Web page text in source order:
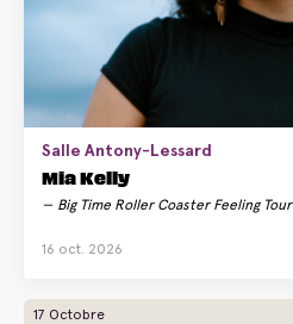
Salle Antony-Lessard
Mia Kelly
Big Time Roller Coaster Feeling Tour
16 oct. 2026
17 Octobre